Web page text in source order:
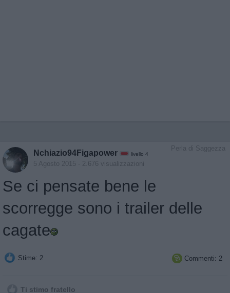
Perla di Saggezza
Nchiazio94Figapower livello 4
5 Agosto 2015 - 2.676 visualizzazioni
Se ci pensate bene le
scorregge sono i trailer delle
cagate
Stime: 2  Commenti: 2
Ti stimo fratello